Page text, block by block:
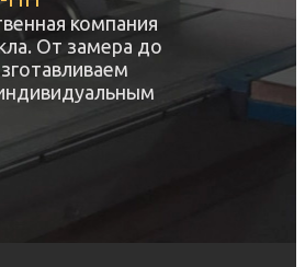
компания
От замера до